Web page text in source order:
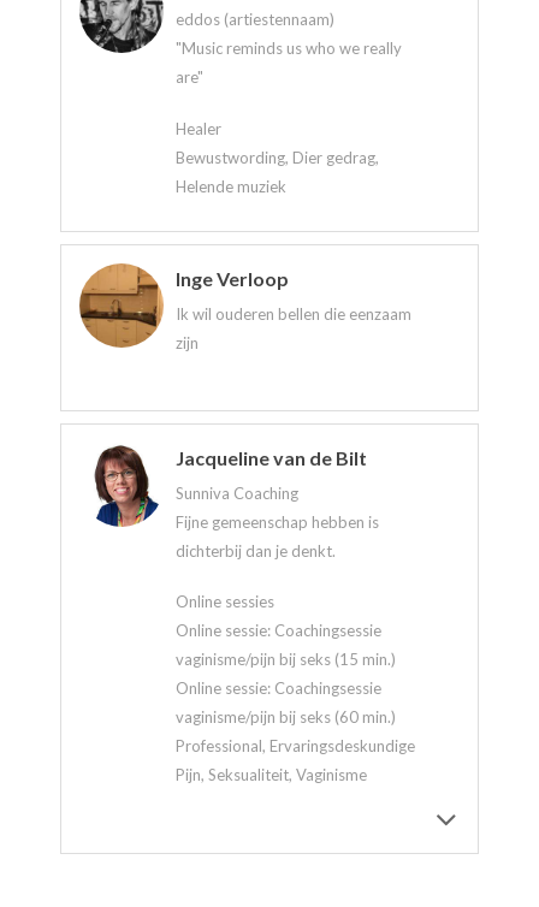
eddos (artiestennaam)
"Music reminds us who we really
are"
Healer
Bewustwording, Dier gedrag,
Helende muziek
Inge Verloop
Ik wil ouderen bellen die eenzaam
zijn
Jacqueline van de Bilt
Sunniva Coaching
Fijne gemeenschap hebben is
dichterbij dan je denkt.
Online sessies
Online sessie: Coachingsessie
vaginisme/pijn bij seks (15 min.)
Online sessie: Coachingsessie
vaginisme/pijn bij seks (60 min.)
Professional, Ervaringsdeskundige
Pijn, Seksualiteit, Vaginisme